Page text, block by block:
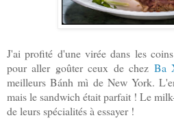
J'ai profité d'une virée dans les
pour aller goûter ceux de chez Ba
meilleurs Bánh mì de New York.
mais le sandwich était parfait ! Le
de leurs spécialités à essayer !